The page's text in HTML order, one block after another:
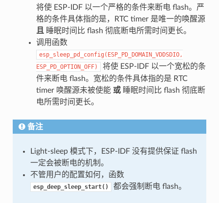
将使 ESP-IDF 以一个严格的条件来断电 flash。严
格的条件具体指的是，RTC timer 是唯一的唤醒源
且
睡眠时间比 flash 彻底断电所需时间更长。
调用函数
esp_sleep_pd_config(ESP_PD_DOMAIN_VDDSDIO,
ESP_PD_OPTION_OFF)
将使 ESP-IDF 以一个宽松的条
件来断电 flash。宽松的条件具体指的是 RTC
timer 唤醒源未被使能 或睡眠时间比 flash 彻底断
电所需时间更长。
备注
Light-sleep 模式下，ESP-IDF 没有提供保证 flash
一定会被断电的机制。
不管用户的配置如何，函数
esp_deep_sleep_start() 都会强制断电 flash。